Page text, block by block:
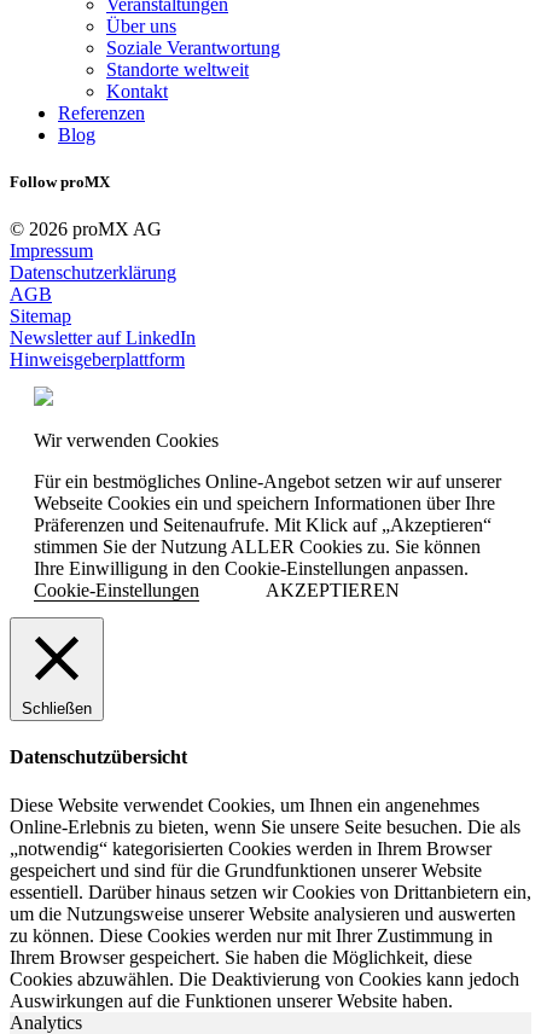
Über uns
Soziale Verantwortung
Standorte weltweit
Kontakt
Referenzen
Blog
Follow proMX
© 2026 proMX AG
Impressum
Datenschutzerklärung
AGB
Sitemap
Newsletter auf LinkedIn
Hinweisgeberplattform
Wir verwenden Cookies
Für ein bestmögliches Online-Angebot setzen wir auf unserer
Webseite Cookies ein und speichern Informationen über Ihre
Präferenzen und Seitenaufrufe. Mit Klick auf „Akzeptieren“
stimmen Sie der Nutzung ALLER Cookies zu. Sie können
Ihre Einwilligung in den Cookie-Einstellungen anpassen.
Cookie-Einstellungen
AKZEPTIEREN
Schließen
Datenschutzübersicht
Diese Website verwendet Cookies, um Ihnen ein angenehmes
Online-Erlebnis zu bieten, wenn Sie unsere Seite besuchen. Die als
„notwendig“ kategorisierten Cookies werden in Ihrem Browser
gespeichert und sind für die Grundfunktionen unserer Website
essentiell. Darüber hinaus setzen wir Cookies von Drittanbietern ein,
um die Nutzungsweise unserer Website analysieren und auswerten
zu können. Diese Cookies werden nur mit Ihrer Zustimmung in
Ihrem Browser gespeichert. Sie haben die Möglichkeit, diese
Cookies abzuwählen. Die Deaktivierung von Cookies kann jedoch
Auswirkungen auf die Funktionen unserer Website haben.
Analytics